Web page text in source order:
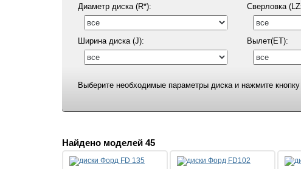
Диаметр диска (R*): Сверловка
Ширина диска (J): Вылет(ET):
Выберите необходимые параметры диска и нажмите
Найдено моделей 45